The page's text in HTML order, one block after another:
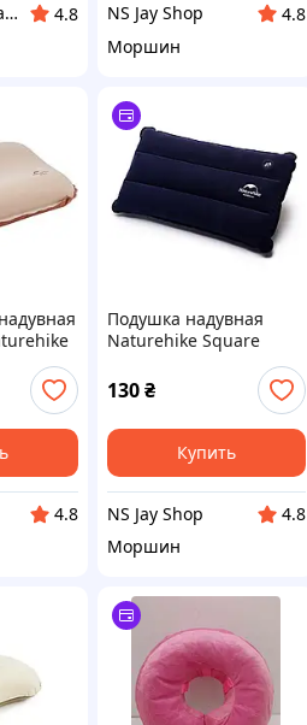
Интернет магазин ФЕЕРИЯ
4.8
NS Jay Shop
4.8
Моршин
4.8
Подушка надувная
Naturehike Square
Inflatable NH18F018-Z,
темно-голубой
130₴
Купить
NS Jay Shop
4.8
Моршин